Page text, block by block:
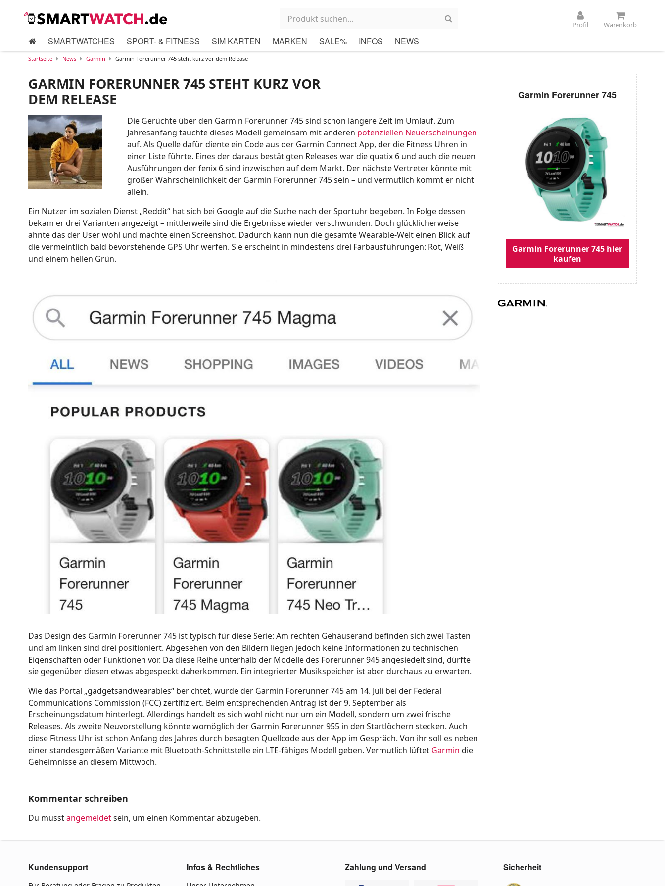
Profil Warenkorb
SMARTWATCHES SPORT- & FITNESS SIM KARTEN MARKEN SALE% INFOS NEWS
Startseite News Garmin Garmin Forerunner 745 steht kurz vor dem Release
GARMIN FORERUNNER 745 STEHT KURZ VOR
DEM RELEASE
Die Gerüchte über den Garmin Forerunner 745 sind schon längere Zeit im Umlauf. Zum
Jahresanfang tauchte dieses Modell gemeinsam mit anderen potenziellen Neuerscheinungen
auf. Als Quelle dafür diente ein Code aus der Garmin Connect App, der die Fitness Uhren in
einer Liste führte. Eines der daraus bestätigten Releases war die quatix 6 und auch die neuen
Ausführungen der fenix 6 sind inzwischen auf dem Markt. Der nächste Vertreter könnte mit
großer Wahrscheinlichkeit der Garmin Forerunner 745 sein – und vermutlich kommt er nicht
allein.
Ein Nutzer im sozialen Dienst „Reddit“ hat sich bei Google auf die Suche nach der Sportuhr begeben. In Folge dessen
bekam er drei Varianten angezeigt – mittlerweile sind die Ergebnisse wieder verschwunden. Doch glücklicherweise
ahnte das der User wohl und machte einen Screenshot. Dadurch kann nun die gesamte Wearable-Welt einen Blick auf
die vermeintlich bald bevorstehende GPS Uhr werfen. Sie erscheint in mindestens drei Farbausführungen: Rot, Weiß
und einem hellen Grün.
Das Design des Garmin Forerunner 745 ist typisch für diese Serie: Am rechten Gehäuserand befinden sich zwei Tasten
und am linken sind drei positioniert. Abgesehen von den Bildern liegen jedoch keine Informationen zu technischen
Eigenschaften oder Funktionen vor. Da diese Reihe unterhalb der Modelle des Forerunner 945 angesiedelt sind, dürfte
sie gegenüber diesen etwas abgespeckt daherkommen. Ein integrierter Musikspeicher ist aber durchaus zu erwarten.
Wie das Portal „gadgetsandwearables“ berichtet, wurde der Garmin Forerunner 745 am 14. Juli bei der Federal
Communications Commission (FCC) zertifiziert. Beim entsprechenden Antrag ist der 9. September als
Erscheinungsdatum hinterlegt. Allerdings handelt es sich wohl nicht nur um ein Modell, sondern um zwei frische
Releases. Als zweite Neuvorstellung könnte womöglich der Garmin Forerunner 955 in den Startlöchern stecken. Auch
diese Fitness Uhr ist schon Anfang des Jahres durch besagten Quellcode aus der App im Gespräch. Von ihr soll es neben
einer standesgemäßen Variante mit Bluetooth-Schnittstelle ein LTE-fähiges Modell geben. Vermutlich lüftet Garmin die
Geheimnisse an diesem Mittwoch.
Kommentar schreiben
Du musstangemeldetsein, um einen Kommentar abzugeben.
Garmin Forerunner 745
Garmin Forerunner 745 hier
kaufen
Kundensupport Infos & Rechtliches Zahlung und Versand Sicherheit